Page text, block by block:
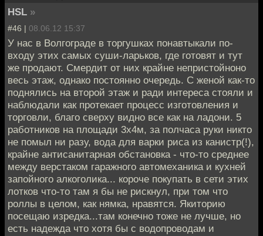
HSL »
#46 | 08.06.12 15:37
У нас в Волгограде в торгушках понавтыкали по-
входу этих самых суши-ларьков, где готовят и тут
же продают. Смердит от них крайне непристойноно
весь этаж, однако постоянно очередь. С женой как-то
поднялись на второй этаж и ради интереса стояли и
наблюдали как протекает процесс изготовления и
торговли, благо сверху видно все как на ладони. 5
работников на площади 3x4м, за полчаса руки никто
не помыл ни разу, вода для варки риса из канистр(!),
крайне антисанитарная обстановка - что-то среднее
между верстаком гаражного автомеханика и кухней
запойного алкоголика... короче покупать в сети этих
лотков что-то там я бы не рискнул, при том что
роллы в целом, как нямка, нравятся. Якиторию
посещаю изредка...там конечно тоже не лучше, но
есть надежда что хотя бы с водопроводам и